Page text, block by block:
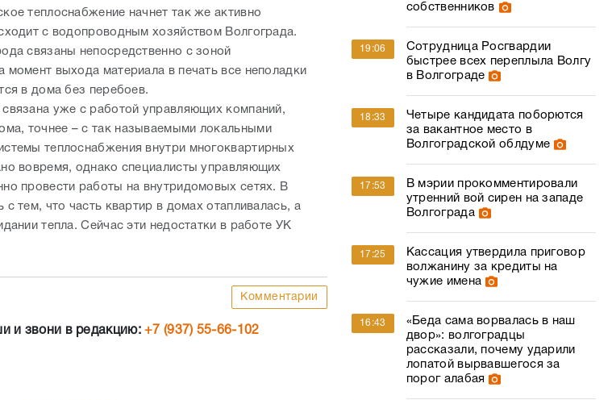
теплоснабжение начнет так же активно
с водопроводным хозяйством Волгограда.
связаны непосредственно с зоной
выхода материала в печать все неполадки
в дома без перебоев.
уже с работой управляющих компаний,
точнее – с так называемыми локальными
теплоснабжения внутри многоквартирных
вовремя, однако специалисты управляющих
провести работы на внутридомовых сетях. В
с тем, что часть квартир в домах отапливалась, а
тепла. Сейчас эти недостатки в работе УК
Комментарии
и звони в редакцию:+7 (937) 55-66-102
собственников
19:06
Сотрудница Росгвардии
быстрее всех переплыла Волгу
в Волгограде
18:33
Четыре кандидата поборются
за вакантное место в
Волгоградской облдуме
17:53
В мэрии прокомментировали
утренний вой сирен на западе
Волгограда
17:25
Кассация утвердила приговор
волжанину за кредиты на
чужие имена
16:43
«Беда сама ворвалась в наш
двор»: волгоградцы
рассказали, почему ударили
лопатой вырвавшегося за
порог алабая